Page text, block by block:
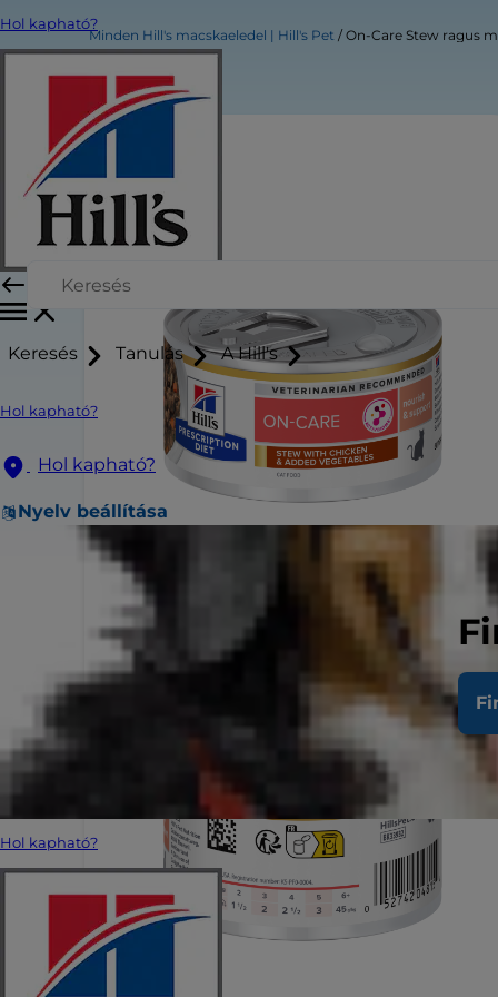
Hol kapható?
Keresés Tanulás A Hill's
Hol kapható?
Hol kapható?
Nyelv beállítása
Hol kapható?
Minden Hill's macskaeledel | Hill's Pet On-Care Stew ragus